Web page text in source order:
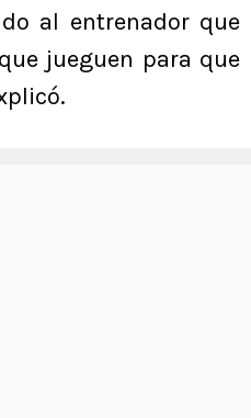
al entrenador que
jueguen para que